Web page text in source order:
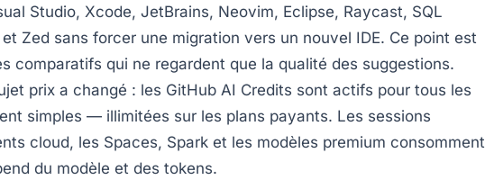
Studio, Xcode, JetBrains, Neovim, Eclipse, Raycast, SQL
Zed sans forcer une migration vers un nouvel IDE. Ce point est
comparatifs qui ne regardent que la qualité des suggestions.
prix a changé : les GitHub AI Credits sont actifs pour tous les
simples — illimitées sur les plans payants. Les sessions
cloud, les Spaces, Spark et les modèles premium consomment
du modèle et des tokens.